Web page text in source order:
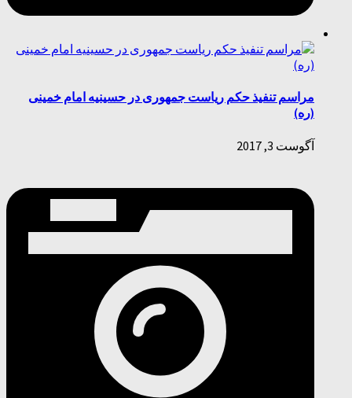
مراسم تنفیذ حکم ریاست جمهوری در حسینیه امام خمینی
(ره)
آگوست 3, 2017